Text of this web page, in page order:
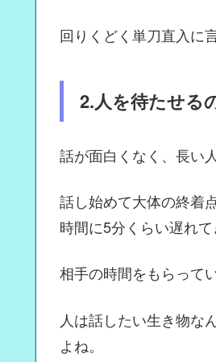
回りくどく単刀直入に
2.人を待たせる
話が面白くなく、長い
話し始めて大体の終着
時間に5分くらい遅れて
相手の時間をもらって
人は話したい生き物な
よね。